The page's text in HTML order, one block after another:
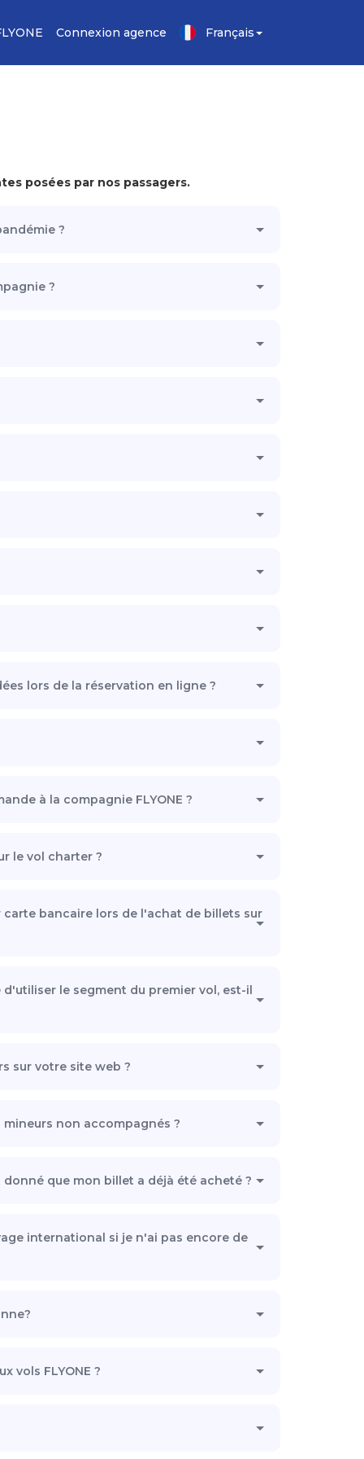
Connexion agence Français
posées par nos passagers.
?
?
lors de la réservation en ligne ?
à la compagnie FLYONE ?
le vol charter ?
bancaire lors de l'achat de billets sur
le segment du premier vol, est-il
sur votre site web ?
non accompagnés ?
que mon billet a déjà été acheté ?
international si je n'ai pas encore de
vols FLYONE ?